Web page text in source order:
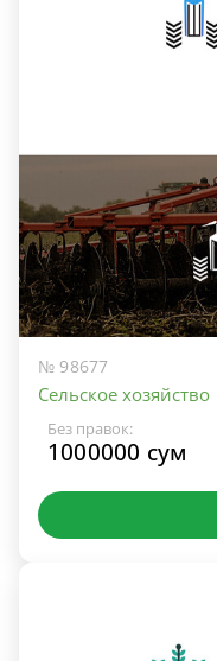
№ 98677
Сельское хозяйство
Без правок:
1000000 сум